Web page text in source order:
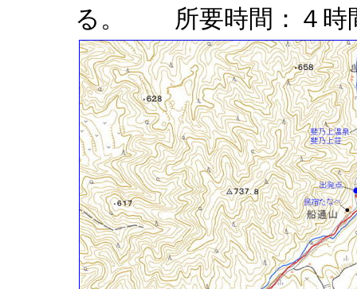
る。 所要時間：４時